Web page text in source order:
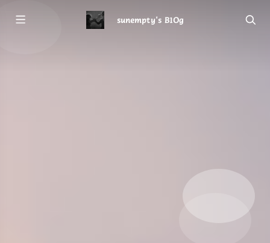
sunempty's B1Og